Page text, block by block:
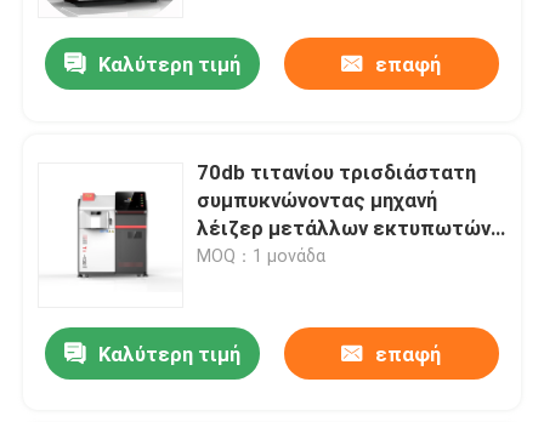
Καλύτερη τιμή επαφή
70db τιτανίου τρισδιάστατη
συμπυκνώνοντας μηχανή
λέιζερ μετάλλων εκτυπωτών
2.5KW 220V άμεση
MOQ：1 μονάδα
Καλύτερη τιμή επαφή